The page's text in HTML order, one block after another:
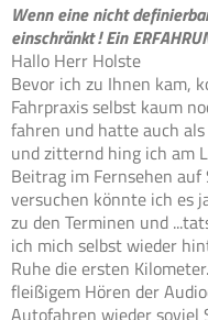
Wenn eine nicht
einschränkt ! Ein
Hallo Herr Holste
Bevor ich zu Ihnen kam,
Fahrpraxis selbst kaum
fahren und hatte auch
und zitternd hing ich am
Beitrag im Fernsehen
versuchen könnte ich es
zu den Terminen und
ich mich selbst wieder
Ruhe die ersten
fleißigem Hören der